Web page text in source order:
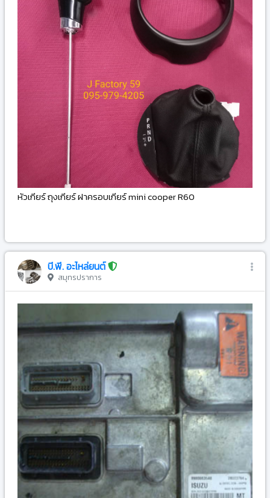
หัวเกียร์ ถุงเกียร์ ฝาครอบเกียร์ mini cooper R60
บี.พี. อะไหล่ยนต์
สมุทรปราการ